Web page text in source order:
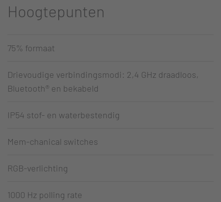
Hoogtepunten
75% formaat
Drievoudige verbindingsmodi: 2,4 GHz draadloos,
Bluetooth® en bekabeld
IP54 stof- en waterbestendig
Mem-chanical switches
RGB-verlichting
1000 Hz polling rate